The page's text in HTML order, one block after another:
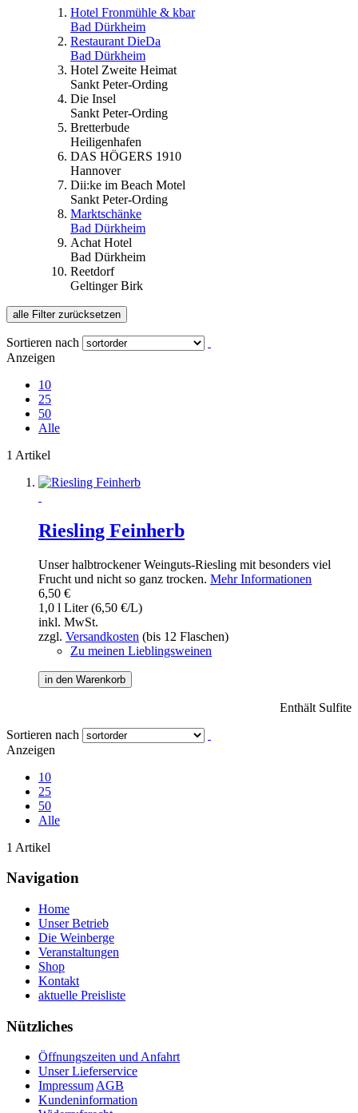
Hotel Fronmühle & kbar
Bad Dürkheim
Restaurant DieDa
Bad Dürkheim
Hotel Zweite Heimat
Sankt Peter-Ording
Die Insel
Sankt Peter-Ording
Bretterbude
Heiligenhafen
DAS HÖGERS 1910
Hannover
Dii:ke im Beach Motel
Sankt Peter-Ording
Marktschänke
Bad Dürkheim
Achat Hotel
Bad Dürkheim
Reetdorf
Geltinger Birk
alle Filter zurücksetzen
Sortieren nach
Anzeigen
10
25
50
Alle
1 Artikel
Riesling Feinherb
Unser halbtrockener Weinguts-Riesling mit besonders viel
Frucht und nicht so ganz trocken. Mehr Informationen
6,50 €
1,0 l Liter (6,50 €/L)
inkl. MwSt.
zzgl. Versandkosten (bis 12 Flaschen)
Zu meinen Lieblingsweinen
in den Warenkorb
Enthält Sulfite
Sortieren nach
Anzeigen
10
25
50
Alle
1 Artikel
Navigation
Home
Unser Betrieb
Die Weinberge
Veranstaltungen
Shop
Kontakt
aktuelle Preisliste
Nützliches
Öffnungszeiten und Anfahrt
Unser Lieferservice
Impressum AGB
Kundeninformation